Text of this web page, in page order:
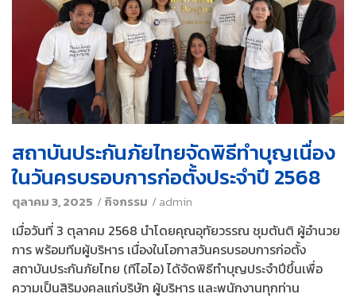
สถาบันประกันภัยไทยจัดพิธีทำบุญเนื่อง
ในวันครบรอบการก่อตั้งประจำปี 2568
ตุลาคม 3, 2025 /กิจกรรม /admin
เมื่อวันที่ 3 ตุลาคม 2568 นำโดยคุณอุทัยวรรณ ชุมตันติ ผู้อำนวย
การ พร้อมทีมผู้บริหาร เนื่องในโอกาสวันครบรอบการก่อตั้ง
สถาบันประกันภัยไทย (ทีไอไอ) ได้จัดพิธีทำบุญประจำปีขึ้นเพื่อ
ความเป็นสิริมงคลแก่บริษัท ผู้บริหาร และพนักงานทุกท่าน